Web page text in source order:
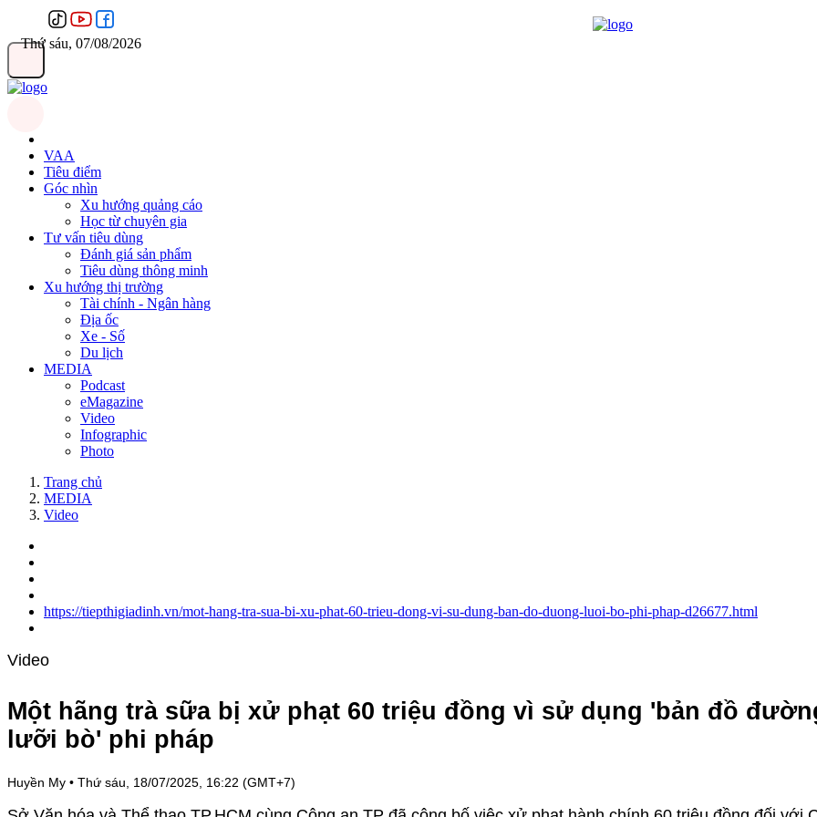
Thứ sáu, 07/08/2026
VAA
Tiêu điểm
Góc nhìn
Xu hướng quảng cáo
Học từ chuyên gia
Tư vấn tiêu dùng
Đánh giá sản phẩm
Tiêu dùng thông minh
Xu hướng thị trường
Tài chính - Ngân hàng
Địa ốc
Xe - Số
Du lịch
MEDIA
Podcast
eMagazine
Video
Infographic
Photo
Trang chủ
MEDIA
Video
https://tiepthigiadinh.vn/mot-hang-tra-sua-bi-xu-phat-60-trieu-dong-vi-su-dung-ban-do-duong-luoi-bo-phi-phap-d26677.html
Video
Một hãng trà sữa bị xử phạt 60 triệu đồng vì sử dụng 'bản đồ
lưỡi bò' phi pháp
Huyền My • Thứ sáu, 18/07/2025, 16:22 (GMT+7)